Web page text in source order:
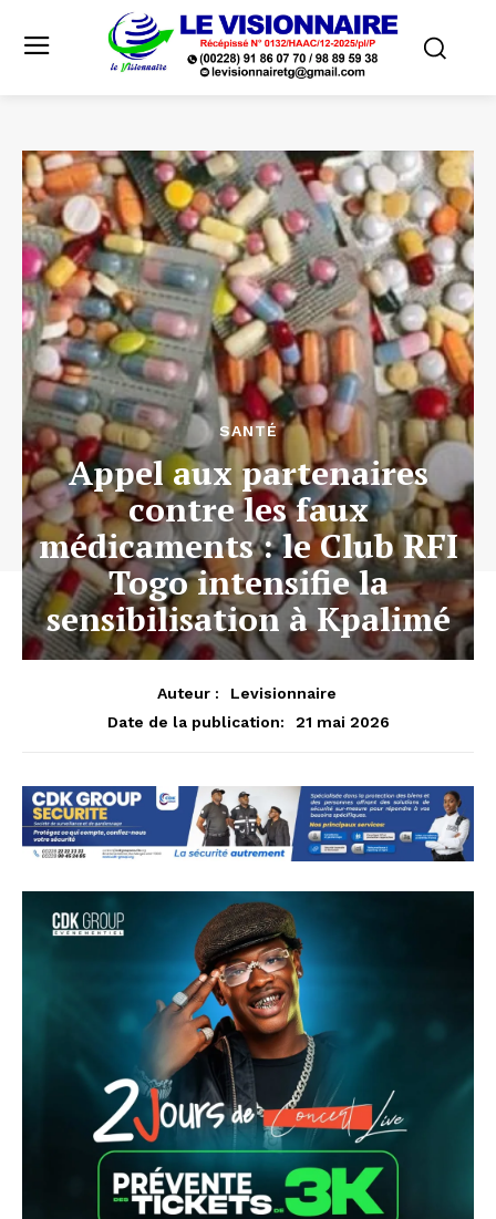
SANTÉ
Appel aux partenaires
contre les faux
médicaments : le Club RFI
Togo intensifie la
sensibilisation à Kpalimé
Auteur :
Levisionnaire
Date de la publication:
21 mai 2026